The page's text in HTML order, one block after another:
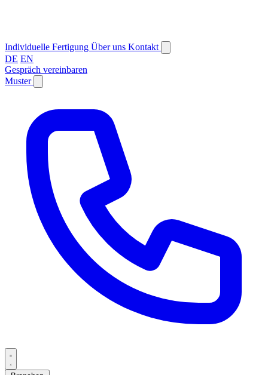
Individuelle Fertigung Über uns Kontakt
DE EN
Gespräch vereinbaren
Muster